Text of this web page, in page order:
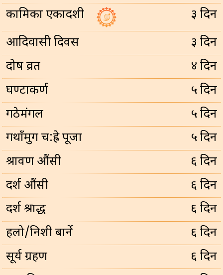
कामिका एकादशी
३ दिन
आदिवासी दिवस
३ दिन
प्रदोष व्रत
४ दिन
घण्टाकर्ण
५ दिन
गठेमंगल
५ दिन
गथाँमुग च:ह्रे पूजा
५ दिन
श्रावण औंसी
६ दिन
दर्श औंसी
६ दिन
दर्श श्राद्ध
६ दिन
हलो/निशी बार्ने
६ दिन
सूर्य ग्रहण
६ दिन